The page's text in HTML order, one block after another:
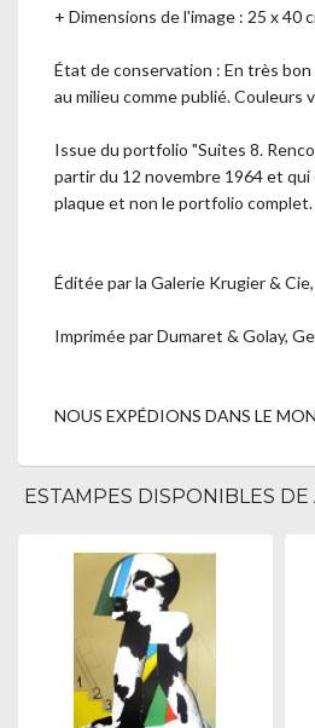
+ Dimensions de l'image : 25 x 40
État de conservation : En très
au milieu comme publié. Couleurs
Issue du portfolio "Suites 8.
partir du 12 novembre 1964 et
plaque et non le portfolio complet.
Éditée par la Galerie Krugier &
Imprimée par Dumaret & Golay,
NOUS EXPÉDIONS DANS LE
ESTAMPES DISPONIBLES DE